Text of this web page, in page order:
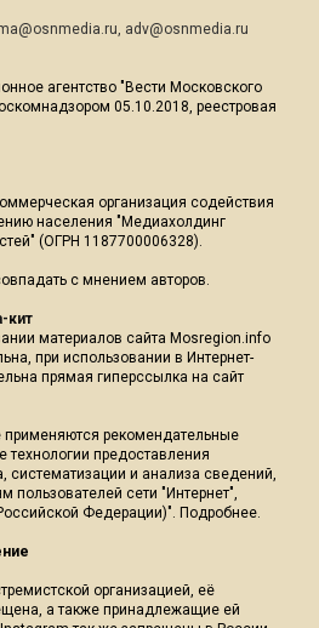
, adv@osnmedia.ru
агентство "Вести Московского
05.10.2018, реестровая
организация содействия
населения "Медиахолдинг
(ОГРН 1187700006328).
с мнением авторов.
кит
материалов сайта Mosregion.info
при использовании в Интернет-
прямая гиперссылка на сайт
рекомендательные
предоставления
систематизации и анализа сведений,
пользователей сети "Интернет",
Федерации)". Подробнее.
организацией, её
а также принадлежащие ей